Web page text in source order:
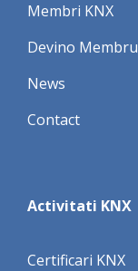
Membri KNX
Devino Membru
News
Contact
Activitati KNX
Certificari KNX